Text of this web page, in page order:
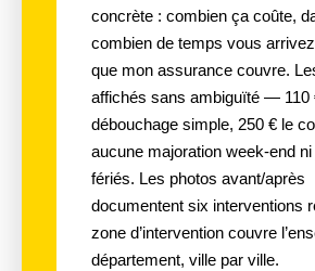
concrète : combien ça coûte,
combien de temps vous
que mon assurance couvre.
affichés sans ambiguïté — 110
débouchage simple, 250 € le
aucune majoration week-end ni
fériés. Les photos avant/après
documentent six interventions
zone d’intervention couvre
département, ville par ville.